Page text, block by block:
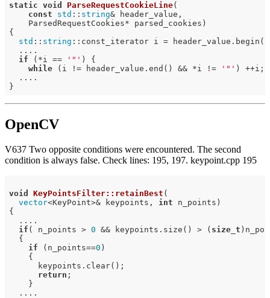
static void ParseRequestCookieLine(
const
std :: string& header_value,
    ParsedRequestCookies* parsed_cookies)
{
std :: string ::const_iterator i =
  ....
if (*i == '"' ) {
while (i != header_value.end() && *i != '"' ) ++i;
  ....
OpenCV
V637 Two opposite conditions were encountered. The second
condition is always false. Check lines: 195, 197. keypoint.cpp 195
void KeyPointsFilter::retainBest (
vector<KeyPoint>& keypoints, int n_points)
{
  ....
if ( n_points > 0 && keypoints.size() > ( size_t
  {
if (n_points==0 )
    {
      keypoints.clear();
return ;
    }
  ....